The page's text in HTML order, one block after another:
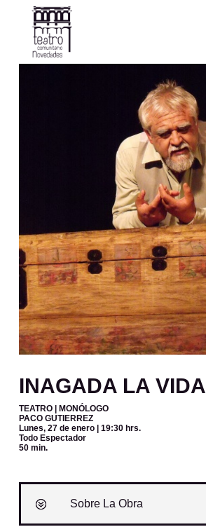
INAGADA LA VIDA
TEATRO | MONÓLOGO
PACO GUTIERREZ
Lunes, 27 de enero| 19:30 hrs.
Todo Espectador
50 min.
Sobre La Obra